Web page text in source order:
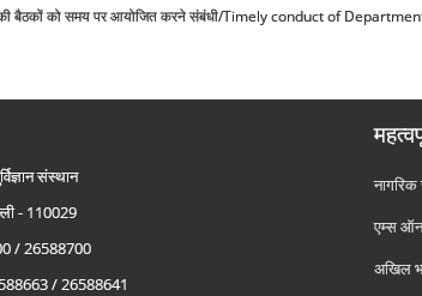
की बैठकों को समय पर आयोजित करने संबंधी/Timely conduct of
संस्थान
- 110029
/ 26588700
/ 26588641
नागरिक
एम्स
अखिल